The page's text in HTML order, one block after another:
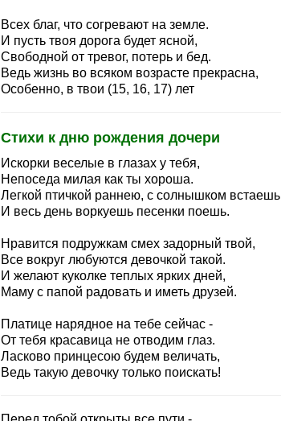
Всех благ, что согревают на земле.
И пусть твоя дорога будет ясной,
Свободной от тревог, потерь и бед.
Ведь жизнь во всяком возрасте прекрасна,
Особенно, в твои (15, 16, 17) лет
Стихи к дню рождения дочери
Искорки веселые в глазах у тебя,
Непоседа милая как ты хороша.
Легкой птичкой раннею, с солнышком встаешь
И весь день воркуешь песенки поешь.
Нравится подружкам смех задорный твой,
Все вокруг любуются девочкой такой.
И желают куколке теплых ярких дней,
Маму с папой радовать и иметь друзей.
Платице нарядное на тебе сейчас -
От тебя красавица не отводим глаз.
Ласково принцесою будем величать,
Ведь такую девочку только поискать!